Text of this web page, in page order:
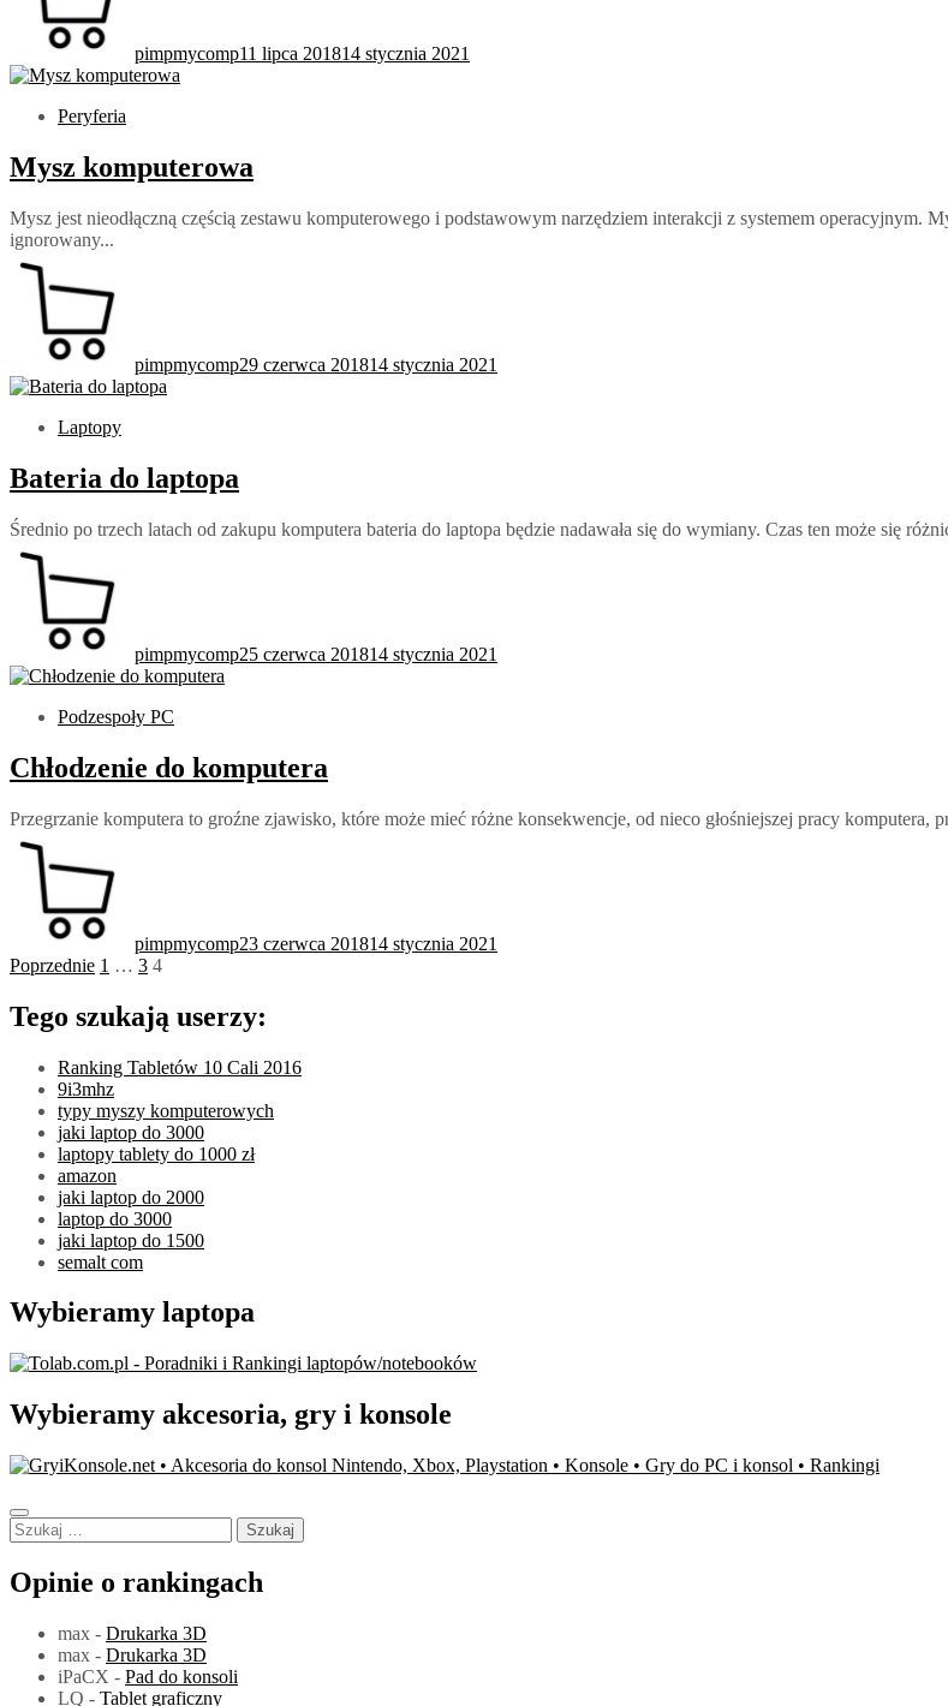
pimpmycomp11 lipca 201814 stycznia 2021
Peryferia
Mysz komputerowa
Mysz jest nieodłączną częścią zestawu komputerowego i podstawowym narzędziem interakcji z systemem operacyjnym.
ignorowany...
pimpmycomp29 czerwca 201814 stycznia 2021
Laptopy
Bateria do laptopa
Średnio po trzech latach od zakupu komputera bateria do laptopa będzie nadawała się do wymiany. Czas ten może się
pimpmycomp25 czerwca 201814 stycznia 2021
Podzespoły PC
Chłodzenie do komputera
Przegrzanie komputera to groźne zjawisko, które może mieć różne konsekwencje, od nieco głośniejszej pracy komputera,
pimpmycomp23 czerwca 201814 stycznia 2021
Stronicowanie
wpisów
Poprzednie 1 … 3 4
Tego szukają userzy:
Ranking Tabletów 10 Cali 2016
9i3mhz
typy myszy komputerowych
jaki laptop do 3000
laptopy tablety do 1000 zł
amazon
jaki laptop do 2000
laptop do 3000
jaki laptop do 1500
semalt com
Wybieramy laptopa
Wybieramy akcesoria, gry i konsole
Szukaj:
Opinie o rankingach
max - Drukarka 3D
max - Drukarka 3D
iPaCX - Pad do konsoli
LQ - Tablet graficzny